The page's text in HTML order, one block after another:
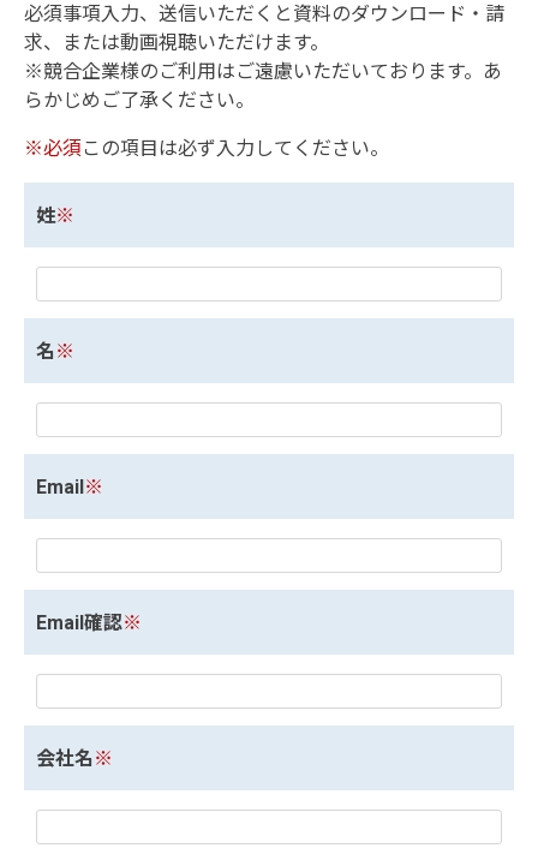
必須事項入力、送信いただくと資料のダウンロード・請
求、または動画視聴いただけます。
※競合企業様のご利用はご遠慮いただいております。あ
らかじめご了承ください。
※必須 この項目は必ず入力してください。
姓※
名 ※
Email※
Email確認※
会社名 ※